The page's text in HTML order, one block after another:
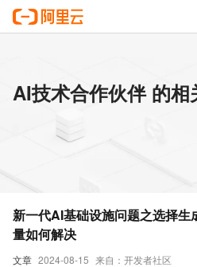
AI技术合作伙伴 的相
文章 2024-08-15 来自：开发者社区
新一代AI基础设施问题之选择
量如何解决